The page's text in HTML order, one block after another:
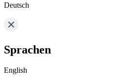
Deutsch
Sprachen
English